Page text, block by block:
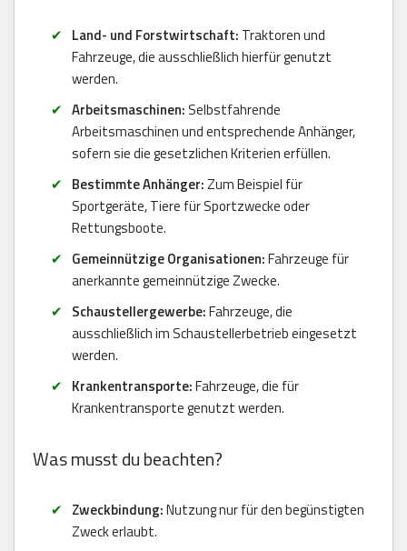
Land- und Forstwirtschaft: Traktoren und
Fahrzeuge, die ausschließlich hierfür genutzt
werden.
Arbeitsmaschinen: Selbstfahrende
Arbeitsmaschinen und entsprechende Anhänger,
sofern sie die gesetzlichen Kriterien erfüllen.
Bestimmte Anhänger:Zum Beispiel für
Sportgeräte, Tiere für Sportzwecke oder
Rettungsboote.
Gemeinnützige Organisationen:Fahrzeuge für
anerkannte gemeinnützige Zwecke.
Schaustellergewerbe:Fahrzeuge, die
ausschließlich im Schaustellerbetrieb eingesetzt
werden.
Krankentransporte:Fahrzeuge, die für
Krankentransporte genutzt werden.
Was musst du beachten?
Zweckbindung:Nutzung nur für den begünstigten
Zweck erlaubt.